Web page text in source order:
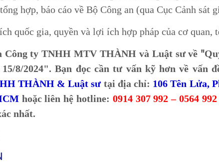
hợp, báo cáo về Bộ Công an (qua Cục Cảnh sát
quốc gia, quyền và lợi ích hợp pháp của cơ quan,
Công ty TNHH MTV THÀNH và Luật sư về "
8/2024". Bạn đọc cần tư vấn kỹ hơn về vấn
THÀNH & Luật sưtại địa chỉ: 106 Tên Lửa,
hoặc liên hệ hotline: 0914 307 992 – 0564
nhất.